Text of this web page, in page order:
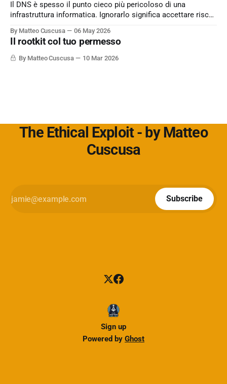
Il DNS è spesso il punto cieco più pericoloso di una
infrastruttura informatica. Ignorarlo significa accettare rischi
semplicemente per non aver messo in discussione un
default. L'approfondimento nel mio articolo su
Cybersecurity360 - Nextwork360:
By Matteo Cuscusa 06 May 2026
Il rootkit col tuo permesso
By Matteo Cuscusa 10 Mar 2026
The Ethical Exploit - by Matteo
Cuscusa
Subscribe
Sign up
Powered by Ghost